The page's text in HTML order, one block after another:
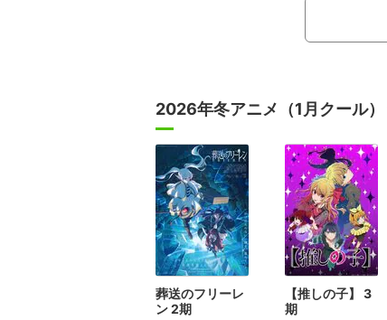
宮かぐや役の古賀葵、藤原千花役
を務めるラジオ番組「告RADIO」
2026年冬アニメ（1月クール）
葬送のフリーレ
ン 2期
【推しの子】 3
期